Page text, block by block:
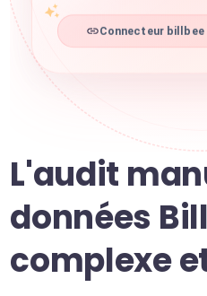
Connecteur billbee
L'audit
données
complexe